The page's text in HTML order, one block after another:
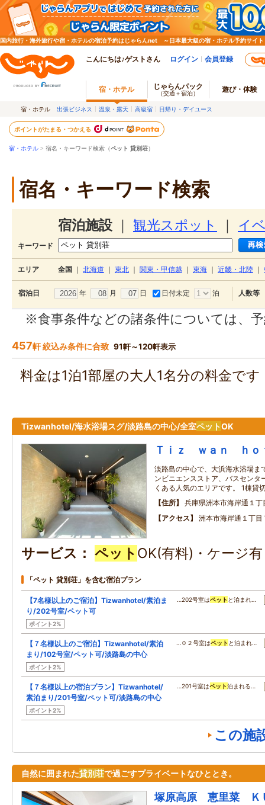
国内旅行・海外旅行や宿・ホテルの宿泊予約はじゃらんnet ～日本最大級の宿・ホテル予約サイト
こんにちは♪ゲストさん ログイン 会員登録
宿・ホテル じゃらんパック
（交通＋宿泊） 遊び・体験
宿・ホテル 出張ビジネス 温泉・露天 高級宿 日帰り・デイユース
ポイントがたまる・つかえる
宿・ホテル > 宿名・キーワード検索（ペット 貸別荘）
宿名・キーワード検索
宿泊施設 観光スポット イ
キーワード
エリア 全国 北海道 東北 関東・甲信越 東海 近畿・北陸
宿泊日 年 月 日 日付未定 泊 人数等
※食事条件などの諸条件については、
457軒 絞込み条件に合致 91軒～120軒表示
料金は1泊1部屋の大人1名分の料金で
Tizwanhotel/海水浴場スグ/淡路島の中心/全室ペットOK
Ｔｉｚ ｗａｎ ｈｏ
淡路島の中心で、大浜海水浴場ま
ンビニエンスストア、バスセンタ
くある人気のエリアです。 1棟貸
住所
兵庫県洲本市海岸通１丁
アクセス
洲本市海岸通１丁目
サービス ペット OK(有料)・ケージ
「ペット 貸別荘」を含む宿泊プラン
【7名様以上のご宿泊】Tizwanhotel/素泊ま
り/202号室/ペット可
ポイント2%
…202号室はペット と泊まれ…
【７名様以上のご宿泊】Tizwanhotel/素泊
まり/102号室/ペット可/淡路島の中心
ポイント2%
…０２号室はペット と泊まれ…
【７名様以上の宿泊プラン】Tizwanhotel/
素泊まり/201号室/ペット可/淡路島の中心
ポイント2%
…201号室はペット泊まれる…
この施
自然に囲まれた貸別荘で過ごすプライベートなひととき。
塚原高原 恵里菜 Ｋ